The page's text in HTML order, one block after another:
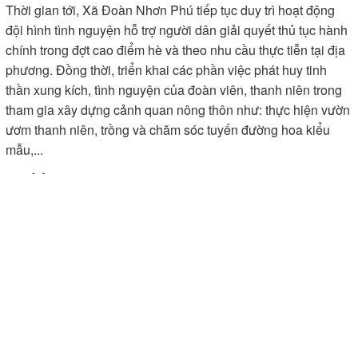
Thời gian tới, Xã Đoàn Nhơn Phú tiếp tục duy trì hoạt động
đội hình tình nguyện hỗ trợ người dân giải quyết thủ tục hành
chính trong đợt cao điểm hè và theo nhu cầu thực tiễn tại địa
phương. Đồng thời, triển khai các phần việc phát huy tinh
thần xung kích, tình nguyện của đoàn viên, thanh niên trong
tham gia xây dựng cảnh quan nông thôn như: thực hiện vườn
ươm thanh niên, trồng và chăm sóc tuyến đường hoa kiểu
mẫu,...
PHƯƠNG VY